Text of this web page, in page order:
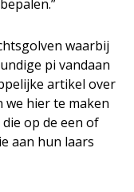
waarbij
pi vandaan
artikel over
we hier te maken
op de een of
aan hun laars